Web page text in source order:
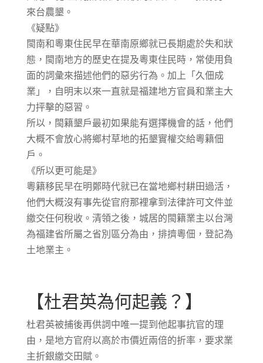
來台農墾。
《疑點》
閩南和粵東住民早在華南原鄉就已長期處於失和狀
態，閩南地方的歷史在提及粵東住民時，常使用負
面的詞彙來描述他們的惡劣行為。加上「久佃成
業」，自明末以來一直就是福建地方官員和業主大
力抨擊的惡習。
所以，閩籍墾戶最初如果能有選擇機會的話，他們
大概不會放心將鄉村草地的拓墾實權交給粵籍佃
戶。
《所以更可能是》
粵籍移民早在明鄭時代就已在當地鄉村耕田過活，
他們大概沒有事先從官府那裡拿到法律許可文件並
繳交任何稅收。清領之後，城居的閩籍業主以台灣
為福建省所屬之省別區分為由，排擠粵佃，登記為
土地業主。
【杜君英為何起義？】
杜君英被捕後再供詞中唯一提到他起事抗官的理
由，是地方官府以高於市價近兩倍的折率，要求業
主折銀繳交田賦。